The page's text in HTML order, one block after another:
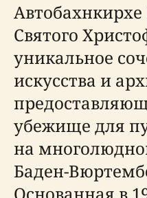
Святого
уникальное
искусства и
убежище для
на
Баден-